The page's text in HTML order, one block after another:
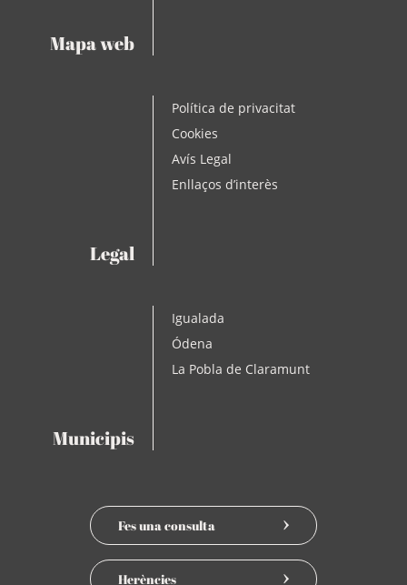
Mapa web
Legal
Política de privacitat
Cookies
Avís Legal
Enllaços d’interès
Municipis
Igualada
Ódena
La Pobla de Claramunt
Fes una consulta
Herències